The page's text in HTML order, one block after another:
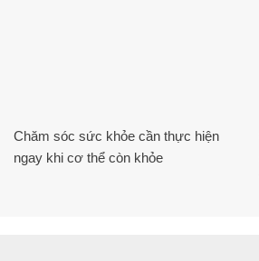
Chăm sóc sức khỏe cần thực hiện
ngay khi cơ thể còn khỏe